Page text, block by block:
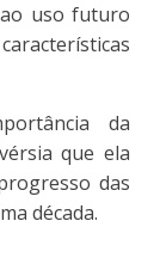
uso futuro
da
que ela
das
década.